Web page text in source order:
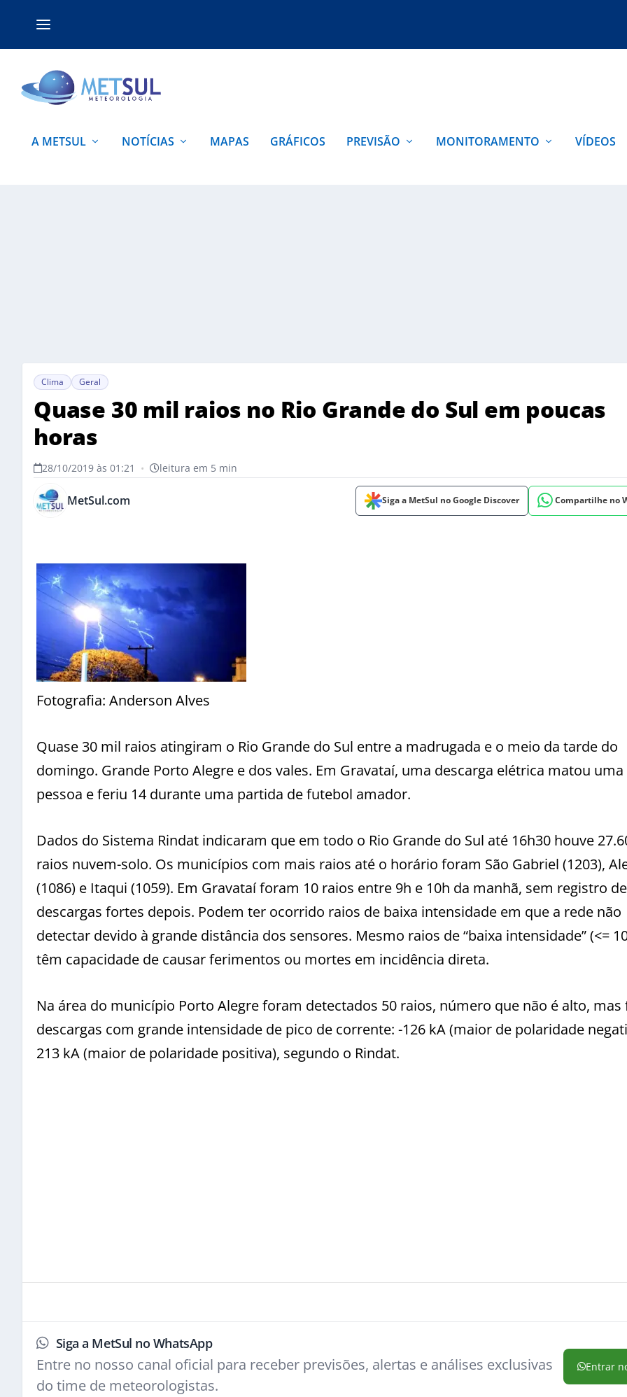
A METSUL NOTÍCIAS MAPAS GRÁFICOS PREVISÃO MONITORAMENTO VÍDEOS
Clima Geral
Quase 30 mil raios no Rio Grande do Sul em poucas
horas
28/10/2019 às 01:21 • leitura em 5 min
MetSul.com Siga a MetSul no Google Discover Compartilhe no
Fotografia: Anderson Alves
Quase 30 mil raios atingiram o Rio Grande do Sul entre a madrugada e o meio da tarde do
domingo. Grande Porto Alegre e dos vales. Em Gravataí, uma descarga elétrica matou uma
pessoa e feriu 14 durante uma partida de futebol amador.
Dados do Sistema Rindat indicaram que em todo o Rio Grande do Sul até 16h30 houve
raios nuvem-solo. Os municípios com mais raios até o horário foram São Gabriel (1203),
(1086) e Itaqui (1059). Em Gravataí foram 10 raios entre 9h e 10h da manhã, sem registro de
descargas fortes depois. Podem ter ocorrido raios de baixa intensidade em que a rede não
detectar devido à grande distância dos sensores. Mesmo raios de “baixa intensidade” (<=
têm capacidade de causar ferimentos ou mortes em incidência direta.
Na área do município Porto Alegre foram detectados 50 raios, número que não é alto, mas
descargas com grande intensidade de pico de corrente: -126 kA (maior de polaridade
213 kA (maior de polaridade positiva), segundo o Rindat.
Siga a MetSul no WhatsApp
Entre no nosso canal oficial para receber previsões, alertas e análises exclusivas
do time de meteorologistas.
Entrar